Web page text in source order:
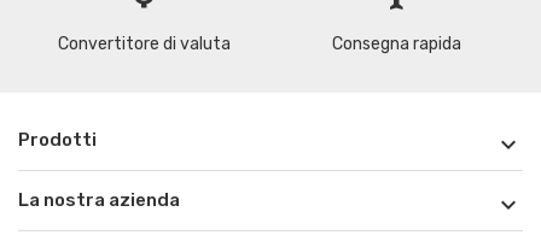
Convertitore di valuta Consegna rapida
Prodotti 
La nostra azienda 